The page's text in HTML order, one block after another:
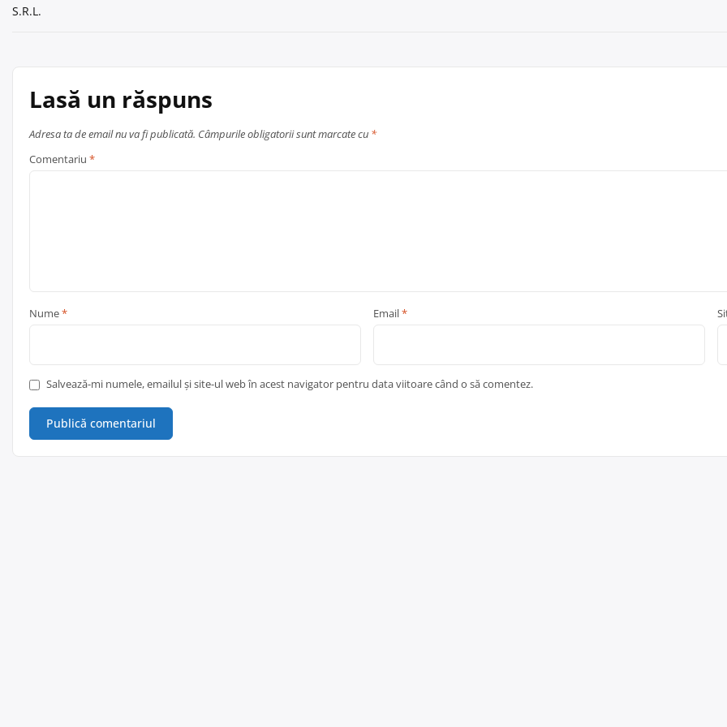
S.R.L.
Lasă un răspuns
Adresa ta de email nu va fi publicată. Câmpurile obligatorii sunt marcate cu *
Comentariu *
Nume* Email*
Salvează-mi numele, emailul și site-ul web în acest navigator pentru data viitoare când o să comentez.